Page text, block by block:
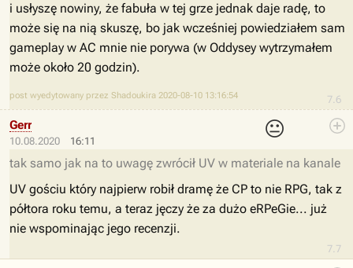
7.6
i usłyszę nowiny, że fabuła w tej grze jednak daje radę, to
może się na nią skuszę, bo jak wcześniej powiedziałem sam
gameplay w AC mnie nie porywa (w Oddysey wytrzymałem
może około 20 godzin).
post wyedytowany przez Shadoukira 2020-08-10 13:16:54
10.08.2020 16:11
😐
7.7
Gerr
tak samo jak na to uwagę zwrócił UV w materiale na kanale
UV gościu który najpierw robił dramę że CP to nie RPG, tak z
półtora roku temu, a teraz jęczy że za dużo eRPeGie... już
nie wspominając jego recenzji.